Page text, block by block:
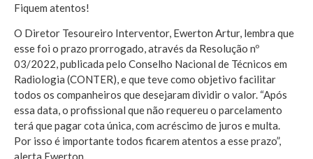
Fiquem atentos!
O Diretor Tesoureiro Interventor, Ewerton Artur, lembra que
esse foi o prazo prorrogado, através da Resolução nº
03/2022, publicada pelo Conselho Nacional de Técnicos em
Radiologia (CONTER), e que teve como objetivo facilitar
todos os companheiros que desejaram dividir o valor. “Após
essa data, o profissional que não requereu o parcelamento
terá que pagar cota única, com acréscimo de juros e multa.
Por isso é importante todos ficarem atentos a esse prazo”,
alerta Ewerton.